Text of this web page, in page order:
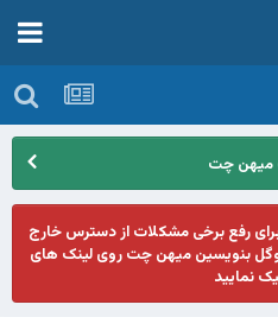
میهن چت
رفع برخی مشکلات از دسترس خارج
بنویسین میهن چت روی لینک های
نمایید